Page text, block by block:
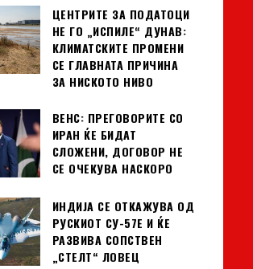
ЦЕНТРИТЕ ЗА ПОДАТОЦИ
НЕ ГО „ИСПИЛЕ“ ДУНАВ:
КЛИМАТСКИТЕ ПРОМЕНИ
СЕ ГЛАВНАТА ПРИЧИНА
ЗА НИСКОТО НИВО
ВЕНС: ПРЕГОВОРИТЕ СО
ИРАН ЌЕ БИДАТ
СЛОЖЕНИ, ДОГОВОР НЕ
СЕ ОЧЕКУВА НАСКОРО
ИНДИЈА СЕ ОТКАЖУВА ОД
РУСКИОТ СУ-57Е И ЌЕ
РАЗВИВА СОПСТВЕН
„СТЕЛТ“ ЛОВЕЦ